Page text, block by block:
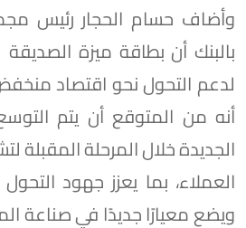
وأضاف حسام الحجار رئيس
بالبنك أن بطاقة ميزة الصديقة
لدعم التحول نحو اقتصاد
أنه من المتوقع أن يتم
الجديدة خلال المرحلة
العملاء، بما يعزز جهود
ويضع معيارًا جديدًا في صناعة